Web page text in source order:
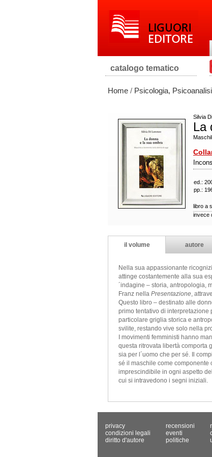
catalogo tematico
Home / Psicologia, Psicoanalisi
Silvia
La
ed.:
pp.:
libro a
invece
il volume autore
Nella sua appassionante
attinge costantemente alla sua
´indagine – storia, antropologia,
Franz nella Presentazione,
Questo libro – destinato alle
primo tentativo di interpretazione
particolare griglia storica e
svilite, restando vive solo nella
I movimenti femministi hanno
questa ritrovata libertà comporta
sia per l´uomo che per sé. Il
sé il maschile come componente
imprescindibile in ogni aspetto
cui si intravedono i segni iniziali.
privacy
condizioni legali
diritto d'autore
recensioni
eventi
politiche